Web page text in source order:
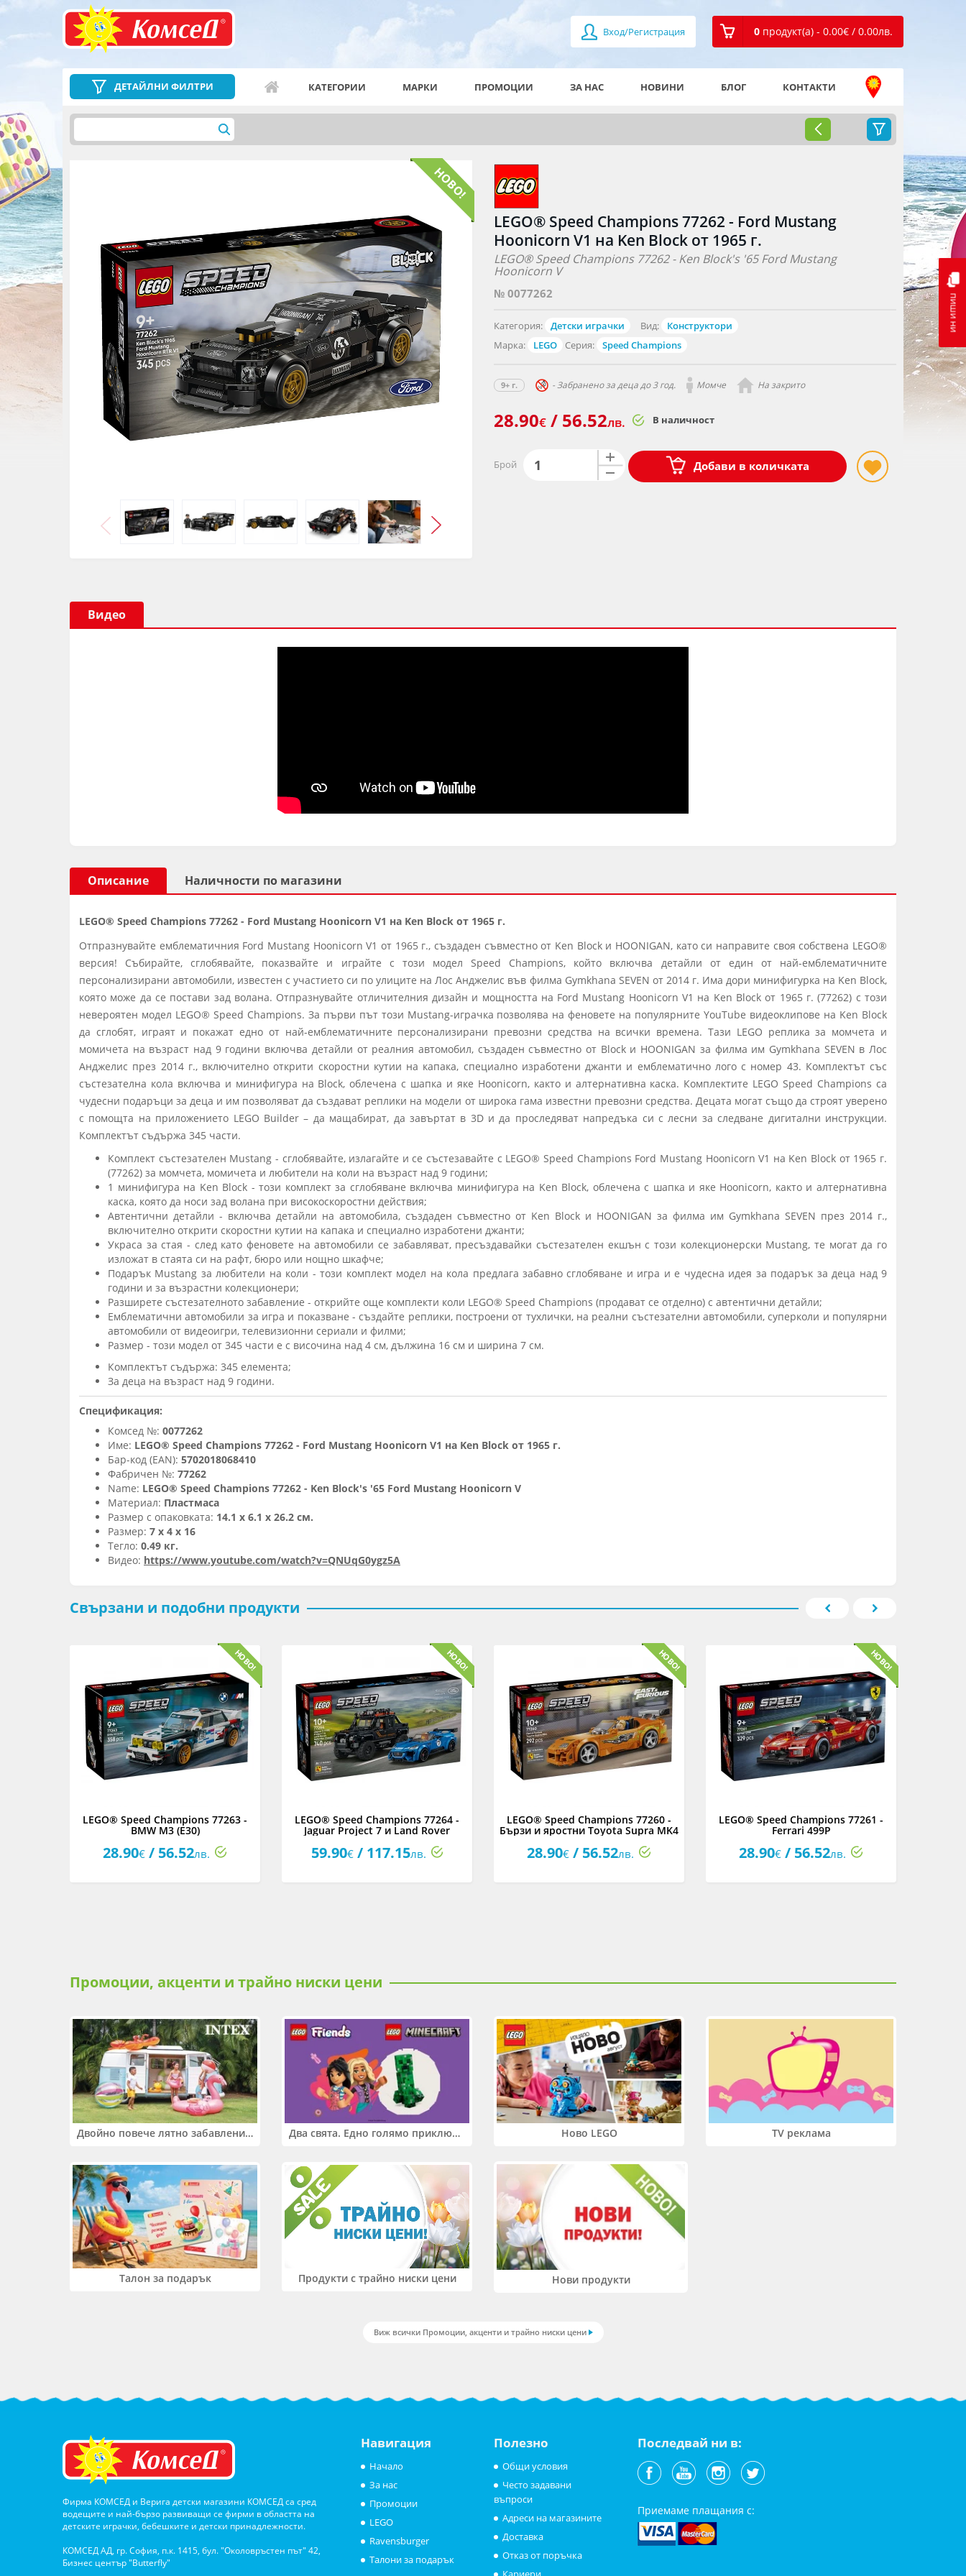
Вход/Регистрация 0 продукт(а) - 0.00€ / 0.00лв.
пиши ни
ДЕТАЙЛНИ ФИЛТРИ КАТЕГОРИИ МАРКИ ПРОМОЦИИ ЗА НАС НОВИНИ БЛОГ КОНТАКТИ
LEGO® Speed Champions 77262 - Ford Mustang
Hoonicorn V1 на Ken Block от 1965 г.
LEGO® Speed Champions 77262 - Ken Block's '65 Ford Mustang
Hoonicorn V
№ 0077262
Категория: Детски играчки Вид:
Конструктори
Марка:
LEGO Серия: Speed Champions
9+ г. - Забранено за деца до 3 год. Момче На закрито
28.90€ / 56.52лв. В наличност
Брой Добави в количката
Видео
Описание Наличности по магазини
LEGO® Speed Champions 77262 - Ford Mustang Hoonicorn V1 на Ken Block от 1965 г.
Отпразнувайте емблематичния Ford Mustang Hoonicorn V1 от 1965 г., създаден съвместно от Ken Block и HOONIGAN, като си направите своя собствена LEGO®
версия! Събирайте, сглобявайте, показвайте и играйте с този модел Speed Champions, който включва детайли от един от най-емблематичните
персонализирани автомобили, известен с участието си по улиците на Лос Анджелис във филма Gymkhana SEVEN от 2014 г. Има дори минифигурка на Ken Block,
която може да се постави зад волана. Отпразнувайте отличителния дизайн и мощността на Ford Mustang Hoonicorn V1 на Ken Block от 1965 г. (77262) с този
невероятен модел LEGO® Speed Champions. За първи път този Mustang-играчка позволява на феновете на популярните YouTube видеоклипове на Ken Block
да сглобят, играят и покажат едно от най-емблематичните персонализирани превозни средства на всички времена. Тази LEGO реплика за момчета и
момичета на възраст над 9 години включва детайли от реалния автомобил, създаден съвместно от Block и HOONIGAN за филма им Gymkhana SEVEN в Лос
Анджелис през 2014 г., включително открити скоростни кутии на капака, специално изработени джанти и емблематично лого с номер 43. Комплектът със
състезателна кола включва и минифигура на Block, облечена с шапка и яке Hoonicorn, както и алтернативна каска. Комплектите LEGO Speed Champions са
чудесни подаръци за деца и им позволяват да създават реплики на модели от широка гама известни превозни средства. Децата могат също да строят уверено
с помощта на приложението LEGO Builder – да мащабират, да завъртат в 3D и да проследяват напредъка си с лесни за следване дигитални инструкции.
Комплектът съдържа 345 части.
Комплект състезателен Mustang - сглобявайте, излагайте и се състезавайте с LEGO® Speed Champions Ford Mustang Hoonicorn V1 на Ken Block от 1965 г.
(77262) за момчета, момичета и любители на коли на възраст над 9 години;
1 минифигура на Ken Block - този комплект за сглобяване включва минифигура на Ken Block, облечена с шапка и яке Hoonicorn, както и алтернативна
каска, която да носи зад волана при високоскоростни действия;
Автентични детайли - включва детайли на автомобила, създаден съвместно от Ken Block и HOONIGAN за филма им Gymkhana SEVEN през 2014 г.,
включително открити скоростни кутии на капака и специално изработени джанти;
Украса за стая - след като феновете на автомобили се забавляват, пресъздавайки състезателен екшън с този колекционерски Mustang, те могат да го
изложат в стаята си на рафт, бюро или нощно шкафче;
Подарък Mustang за любители на коли - този комплект модел на кола предлага забавно сглобяване и игра и е чудесна идея за подарък за деца над 9
години и за възрастни колекционери;
Разширете състезателното забавление - открийте още комплекти коли LEGO® Speed Champions (продават се отделно) с автентични детайли;
Емблематични автомобили за игра и показване - създайте реплики, построени от тухлички, на реални състезателни автомобили, суперколи и популярни
автомобили от видеоигри, телевизионни сериали и филми;
Размер - този модел от 345 части е с височина над 4 см, дължина 16 см и ширина 7 см.
Комплектът съдържа: 345 елемента;
За деца на възраст над 9 години.
Спецификация:
Комсед №: 0077262
Име: LEGO® Speed Champions 77262 - Ford Mustang Hoonicorn V1 на Ken Block от 1965 г.
Бар-код (EAN): 5702018068410
Фабричен №: 77262
Name: LEGO® Speed Champions 77262 - Ken Block's '65 Ford Mustang Hoonicorn V
Материал: Пластмаса
Размер с опаковката: 14.1 x 6.1 x 26.2 см.
Размер: 7 x 4 x 16
Тегло: 0.49 кг.
Видео: https://www.youtube.com/watch?v=QNUqG0ygz5A
Свързани и подобни продукти
LEGO® Speed Champions 77263 -
BMW M3 (E30)
28.90€ / 56.52лв.
LEGO® Speed Champions 77264 -
Jaguar Project 7 и Land Rover
59.90€/ 117.15лв.
LEGO® Speed Champions 77260 -
Бързи и яростни Toyota Supra MK4
28.90€ / 56.52лв.
LEGO® Speed Champions 77261 -
Ferrari 499P
28.90€ / 56.52лв.
Промоции, акценти и трайно ниски цени
Двойно повече лятно забавление! Купи 2 продукта INTEX и вземи -33% Два свята. Едно голямо приключение. Купи 2 продукта LEGO® Friends и/или LEGO® Minecraft и вземи -27% Ново LEGO TV реклама
Талон за подарък Продукти с трайно ниски цени Нови продукти
Виж всички Промоции, акценти и трайно ниски цени
Фирма КОМСЕД и Верига детски магазини КОМСЕД са сред
водещите и най-бързо развиващи се фирми в областта на
детските играчки, бебешките и детски принадлежности.
КОМСЕД АД, гр. София, п.к. 1415, бул. "Околовръстен път" 42,
Бизнес център "Butterfly"
Навигация
Начало
За нас
Промоции
LEGO
Ravensburger
Талони за подарък
Полезно
Общи условия
Често задавани
въпроси
Адреси на магазините
Доставка
Отказ от поръчка
Последвай ни в:
Приемаме плащания с: